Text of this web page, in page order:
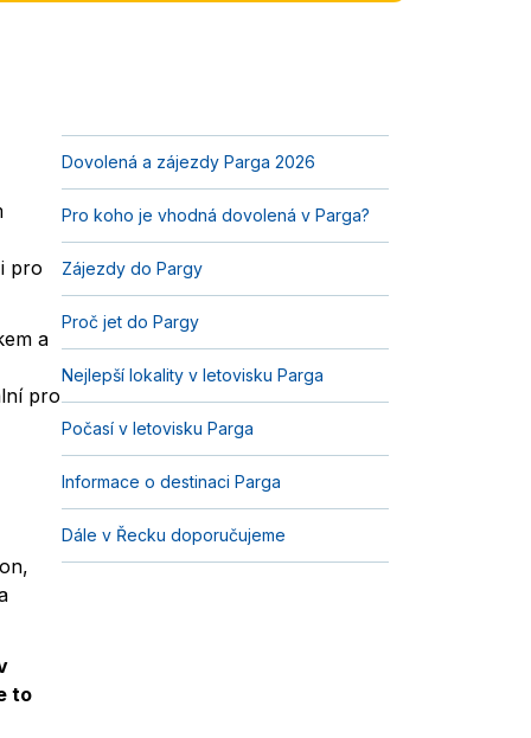
pro
a
pro
to
Dovolená a zájezdy Parga 2026
Pro koho je vhodná dovolená v Parga?
Zájezdy do Pargy
Proč jet do Pargy
Nejlepší lokality v letovisku Parga
Počasí v letovisku Parga
Informace o destinaci Parga
Dále v Řecku doporučujeme